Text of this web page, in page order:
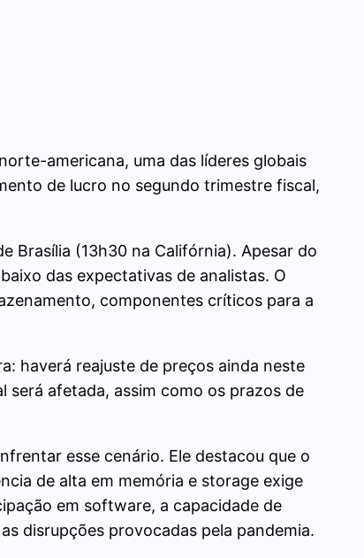
americana, uma das líderes globais
de lucro no segundo trimestre fiscal,
Brasília (13h30 na Califórnia). Apesar do
das expectativas de analistas. O
componentes críticos para a
haverá reajuste de preços ainda neste
será afetada, assim como os prazos de
esse cenário. Ele destacou que o
de alta em memória e storage exige
em software, a capacidade de
disrupções provocadas pela pandemia.